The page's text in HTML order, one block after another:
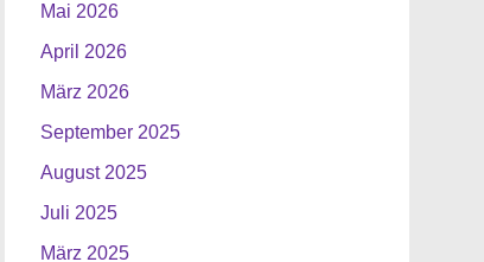
Mai 2026
April 2026
März 2026
September 2025
August 2025
Juli 2025
März 2025